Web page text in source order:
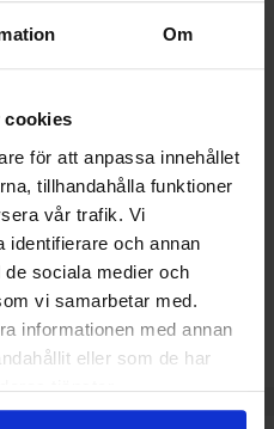
Om
cookies
för att anpassa innehållet
tillhandahålla funktioner
vår trafik. Vi
identifierare och annan
sociala medier och
vi samarbetar med.
informationen med annan
eller som de har
tjänster.
Lägg i varukorg
2-5 dagar. Vid montering är
leveranstiden något längre.